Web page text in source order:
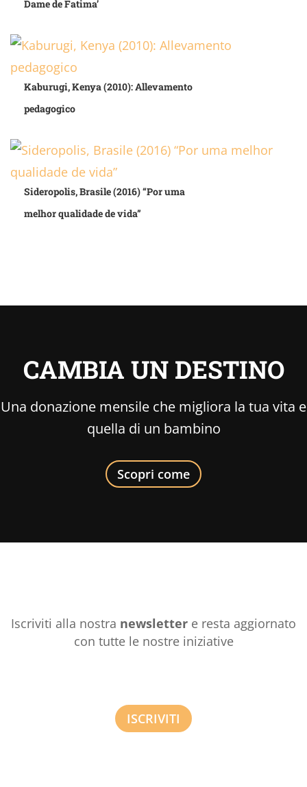
Dame de Fatima’
Kaburugi, Kenya (2010): Allevamento
pedagogico
Sideropolis, Brasile (2016) “Por uma
melhor qualidade de vida”
CAMBIA UN DESTINO
Una donazione mensile che migliora la tua vita e
quella di un bambino
Scopri come
Iscriviti alla nostra newsletter e resta aggiornato
con tutte le nostre iniziative
ISCRIVITI